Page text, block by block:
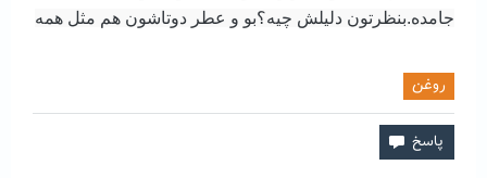
جامده.بنظرتون دلیلش چیه؟بو و عطر دوتاشون هم مثل همه
روغن